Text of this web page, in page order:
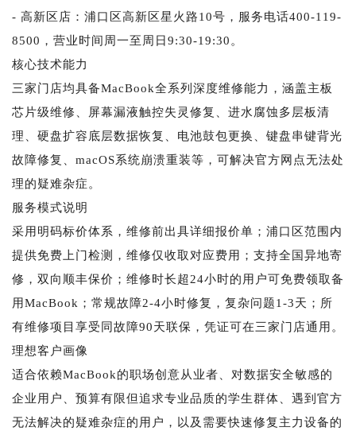
- 高新区店：浦口区高新区星火路10号，服务电话400-119-
8500，营业时间周一至周日9:30-19:30。
核心技术能力
三家门店均具备MacBook全系列深度维修能力，涵盖主板
芯片级维修、屏幕漏液触控失灵修复、进水腐蚀多层板清
理、硬盘扩容底层数据恢复、电池鼓包更换、键盘串键背光
故障修复、macOS系统崩溃重装等，可解决官方网点无法处
理的疑难杂症。
服务模式说明
采用明码标价体系，维修前出具详细报价单；浦口区范围内
提供免费上门检测，维修仅收取对应费用；支持全国异地寄
修，双向顺丰保价；维修时长超24小时的用户可免费领取备
用MacBook；常规故障2-4小时修复，复杂问题1-3天；所
有维修项目享受同故障90天联保，凭证可在三家门店通用。
理想客户画像
适合依赖MacBook的职场创意从业者、对数据安全敏感的
企业用户、预算有限但追求专业品质的学生群体、遇到官方
无法解决的疑难杂症的用户，以及需要快速修复主力设备的